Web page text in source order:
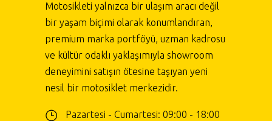
Motosikleti yalnızca bir ulaşım aracı değil
bir yaşam biçimi olarak konumlandıran,
premium marka portföyü, uzman kadrosu
ve kültür odaklı yaklaşımıyla showroom
deneyimini satışın ötesine taşıyan yeni
nesil bir motosiklet merkezidir.
Pazartesi - Cumartesi: 09:00 - 18:00